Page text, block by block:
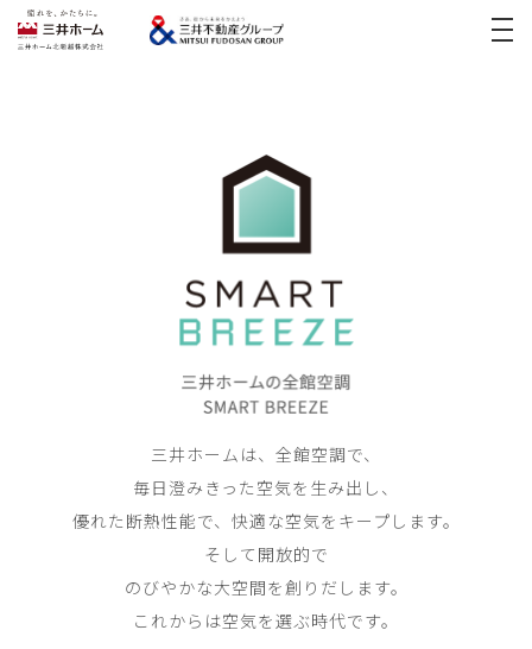
お問い合わせ
三井ホームは、全館空調で、
毎日澄みきった空気を生み出し、
優れた断熱性能で、快適な空気をキープします。
そして開放的で
のびやかな大空間を創りだします。
これからは空気を選ぶ時代です。